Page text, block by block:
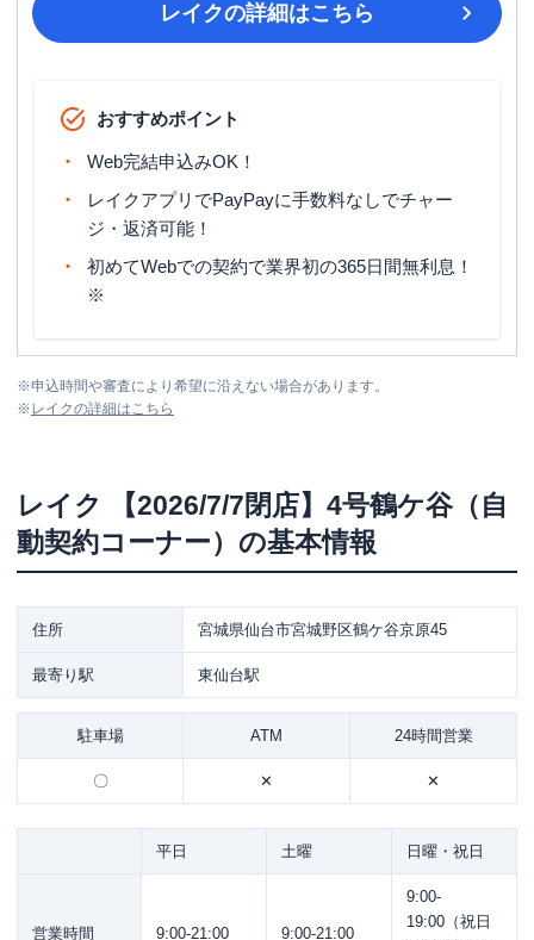
レイクの詳細はこちら
おすすめポイント
Web完結申込みOK！
レイクアプリでPayPayに手数料なしでチャー
ジ・返済可能！
初めてWebでの契約で業界初の365日間無利息！
※
※申込時間や審査により希望に沿えない場合があります。
※ レイクの詳細はこちら
レイク
【2026/7/7閉店】4号鶴ケ谷（自
動契約コーナー） の基本情報
住所 宮城県仙台市宮城野区鶴ケ谷京原45
最寄り駅 東仙台駅
駐車場 ATM 24時間営業
〇 ✕ ✕
平日 土曜 日曜・祝日
営業時間 9:00-21:00 9:00-21:00
9:00-
19:00（祝日